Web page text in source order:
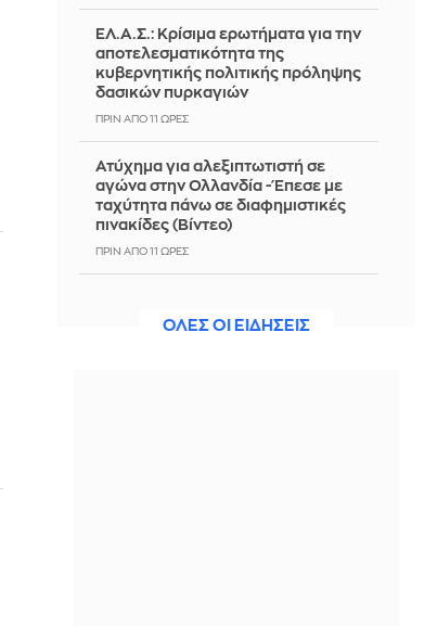
ΕΛ.Α.Σ.: Κρίσιμα ερωτήματα για την
αποτελεσματικότητα της
κυβερνητικής πολιτικής πρόληψης
δασικών πυρκαγιών
ΠΡΙΝ ΑΠΌ 11 ΏΡΕΣ
Ατύχημα για αλεξιπτωτιστή σε
αγώνα στην Ολλανδία - Έπεσε με
ταχύτητα πάνω σε διαφημιστικές
πινακίδες (Βίντεο)
ΠΡΙΝ ΑΠΌ 11 ΏΡΕΣ
σύντροφός του, η Βραζιλιάνα
ΟΛΕΣ ΟΙ ΕΙΔΗΣΕΙΣ